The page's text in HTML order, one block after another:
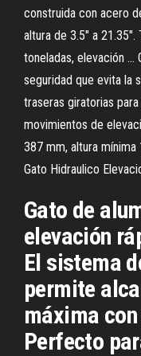
construida con acero
altura de 3.5" a 21.35".
toneladas, elevación ...
seguridad que evita la
traseras giratorias
movimientos de
387 mm, altura
Gato Hidraulico
Gato de
elevación
El sistema
permite
máxima
Perfecto